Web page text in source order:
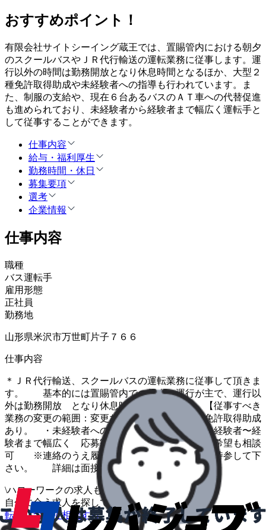
おすすめポイント！
有限会社サイトシーイング蔵王では、置賜管内における朝夕
のスクールバスやＪＲ代行輸送の運転業務に従事します。運
行以外の時間は勤務開放となり休息時間となるほか、大型２
種免許取得助成や未経験者への指導も行われています。ま
た、制服の支給や、現在６台あるバスのＡＴ車への代替促進
も進められており、未経験者から経験者まで幅広く運転手と
して従事することができます。
仕事内容
給与・福利厚生
勤務時間・休日
募集要項
選考
企業情報
仕事内容
職種
バス運転手
雇用形態
正社員
勤務地
山形県米沢市万世町片子７６６
仕事内容
＊ＪＲ代行輸送、スクールバスの運転業務に従事して頂きま
す。 基本的には置賜管内での朝夕の運行が主で、運行以
外は勤務開放 となり休息時間となります。 【従事すべき
業務の変更の範囲：変更なし】 ・大型２種免許取得助成
あり。 ・未経験者への指導も致しますので、未経験者〜経
験者まで幅広く 応募歓迎です。 ・短時間勤務希望も相談
可 ※連絡のうえ履歴書・紹介状を面接の際に持参して下
さい。 詳細は面接時に説明いたします。
\ハローワークの求人も一括管理
自分に合う求人を探してもらう/
転職について相談する